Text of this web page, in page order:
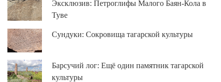
Эксклюзив: Петроглифы Малого Баян-Кола в
Туве
Сундуки: Сокровища тагарской культуры
Барсучий лог: Ещё один памятник тагарской
культуры